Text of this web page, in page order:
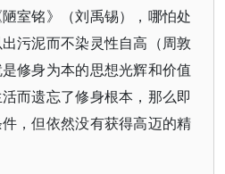
室铭》（刘禹锡），哪怕处
污泥而不染灵性自高（周敦
修身为本的思想光辉和价值
而遗忘了修身根本，那么即
，但依然没有获得高迈的精